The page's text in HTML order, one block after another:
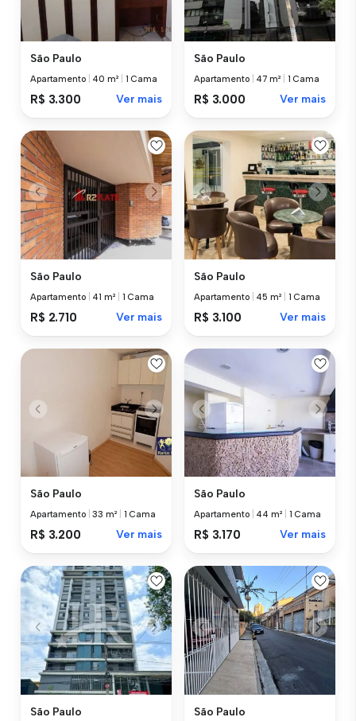
São Paulo
Apartamento 40 m² 1 Cama
R$ 3.300 Ver mais
São Paulo
Apartamento 47 m² 1 Cama
R$ 3.000 Ver mais
São Paulo
Apartamento 41 m² 1 Cama
R$ 2.710 Ver mais
São Paulo
Apartamento 45 m² 1 Cama
R$ 3.100 Ver mais
São Paulo
Apartamento |33 m² 1 Cama
R$ 3.200 Ver mais
São Paulo
Apartamento 44 m² 1 Cama
R$ 3.170 Ver mais
São Paulo São Paulo